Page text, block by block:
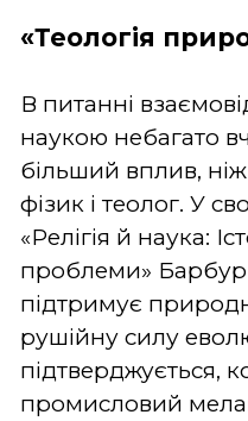
«Теологія
В питанні
наукою небагато
більший вплив,
фізик і теолог. У
«Релігія й наука:
проблеми»
підтримує
рушійну силу
підтверджується,
промисловий